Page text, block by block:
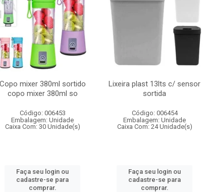
Copo mixer 380ml sortido
copo mixer 380ml so
Código: 006453
Embalagem: Unidade
Caixa Com: 30 Unidade(s)
Faça seu login ou
cadastre-se para
comprar.
Lixeira plast 13lts c/ sensor
sortida
Código: 006454
Embalagem: Unidade
Caixa Com: 24 Unidade(s)
Faça seu login ou
cadastre-se para
comprar.